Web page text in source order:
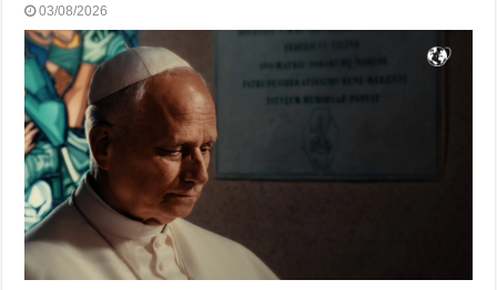
03/08/2026